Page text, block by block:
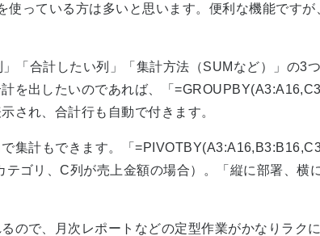
っている方は多いと思います。便利な機能です
「合計したい列」「集計方法（SUMなど）」の3
を出したいのであれば、「
され、合計行も自動で付きます。
集計もできます。「
ゴリ、C列が売上金額の場合）。「縦に部署、横
ので、月次レポートなどの定型作業がかなりラクに